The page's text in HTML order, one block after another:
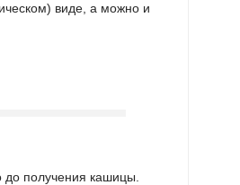
виде, а можно и
получения кашицы.